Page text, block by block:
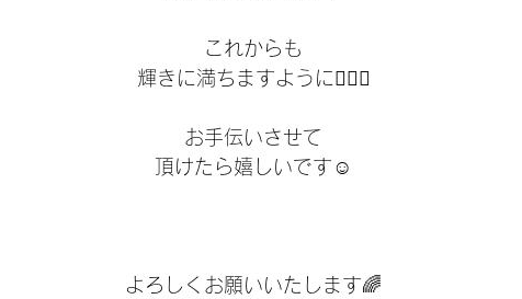
これからも
輝きに満ちますように🧚🏻‍♀️
お手伝いさせて
頂けたら嬉しいです☺️
よろしくお願いいたします🌈